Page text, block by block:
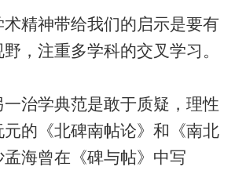
神带给我们的启示是要有
，注重多学科的交叉学习。
学典范是敢于质疑，理性
的《北碑南帖论》和《南北
海曾在《碑与帖》中写